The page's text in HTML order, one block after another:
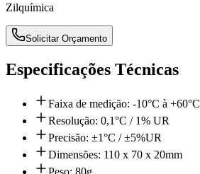
Zilquímica
Solicitar Orçamento
Especificações Técnicas
Faixa de medição: -10°C à +60°C
Resolução: 0,1°C / 1% UR
Precisão: ±1°C / ±5%UR
Dimensões: 110 x 70 x 20mm
Peso: 80g